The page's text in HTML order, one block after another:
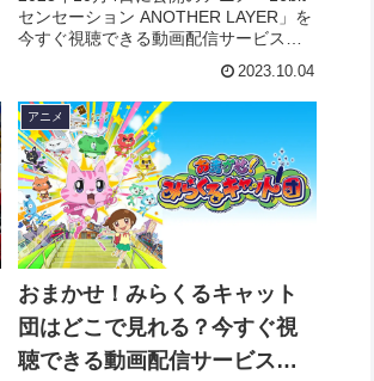
センセーション ANOTHER LAYER」を
今すぐ視聴できる動画配信サービス
スト・声優、スタッフ、主題歌の情報
はもちろん、実際に見た人の感想やレ
ビューもまとめています。
2023.10.04
アニメ
おまかせ！みらくるキャット
団はどこで見れる？今すぐ視
聴できる動画配信サービスを